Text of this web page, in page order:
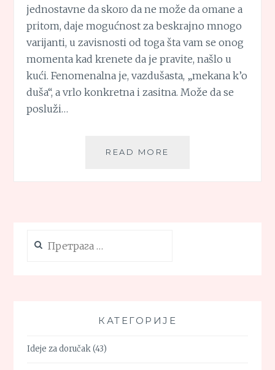
jednostavne da skoro da ne može da omane a
pritom, daje mogućnost za beskrajno mnogo
varijanti, u zavisnosti od toga šta vam se onog
momenta kad krenete da je pravite, našlo u
kući. Fenomenalna je, vazdušasta, „mekana k’o
duša“, a vrlo konkretna i zasitna. Može da se
posluži…
READ MORE
за:
КАТЕГОРИЈЕ
Ideje za doručak(43)